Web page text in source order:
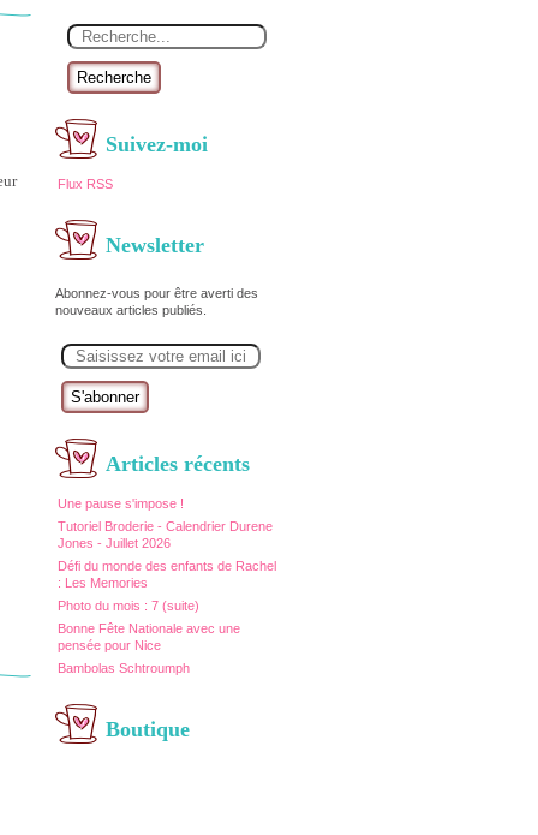
Recherche
Suivez-moi
Flux RSS
Newsletter
Abonnez-vous pour être averti des
nouveaux articles publiés.
m
Articles récents
Une pause s'impose !
Tutoriel Broderie - Calendrier Durene
Jones - Juillet 2026
Défi du monde des enfants de Rachel
: Les Memories
Photo du mois : 7 (suite)
Bonne Fête Nationale avec une
pensée pour Nice
Bambolas Schtroumph
Boutique